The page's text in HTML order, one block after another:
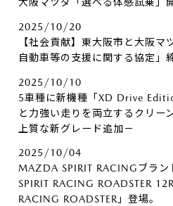
2025/10/20
【社会貢献】東大阪市と大阪マ
自動車等の支援に関する協定」
2025/10/10
5車種に新機種「XD Drive
と力強い走りを両立するクリー
上質な新グレード追加－
2025/10/04
MAZDA SPIRIT RACINGブラ
SPIRIT RACING ROADSTER
RACING ROADSTER」登場。